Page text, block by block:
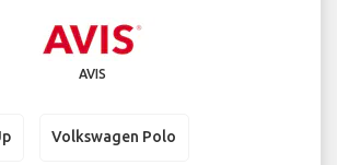
AVIS
Volkswagen Polo